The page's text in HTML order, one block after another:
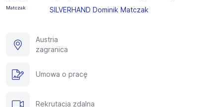
SILVERHAND Dominik Matczak
Austria
zagranica
Umowa o pracę
Rekrutacja zdalna